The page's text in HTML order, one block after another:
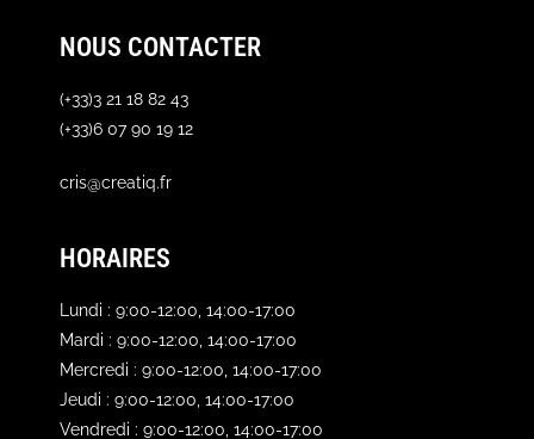
NOUS CONTACTER
(+33)3 21 18 82 43
(+33)6 07 90 19 12
cris@creatiq.fr
HORAIRES
Lundi : 9:00-12:00, 14:00-17:00
Mardi : 9:00-12:00, 14:00-17:00
Mercredi : 9:00-12:00, 14:00-17:00
Jeudi : 9:00-12:00, 14:00-17:00
Vendredi : 9:00-12:00, 14:00-17:00